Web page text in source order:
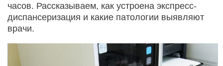
часов. Рассказываем, как устроена экспресс-
диспансеризация и какие патологии выявляют
врачи.